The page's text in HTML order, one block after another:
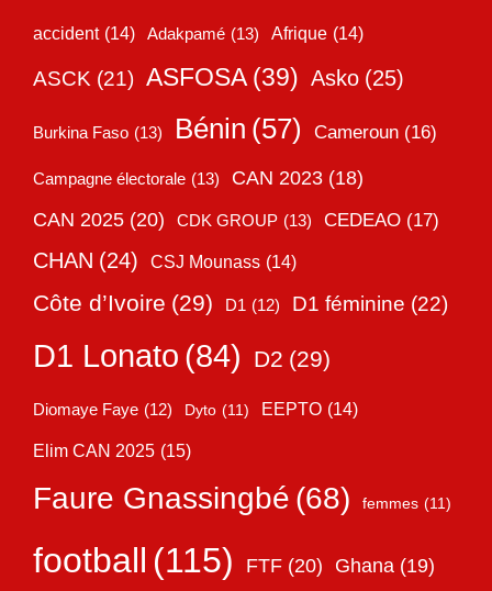
accident (14) Adakpamé (13) Afrique (14)
ASCK (21) ASFOSA (39) Asko (25)
Burkina Faso (13) Bénin (57) Cameroun (16)
Campagne électorale (13) CAN 2023 (18)
CAN 2025 (20) CDK GROUP (13) CEDEAO (17)
CHAN (24) CSJ Mounass (14)
Côte d’Ivoire (29) D1 (12) D1 féminine (22)
D1 Lonato (84) D2 (29)
Diomaye Faye (12) Dyto (11) EEPTO (14)
Elim CAN 2025 (15)
Faure Gnassingbé (68) femmes (11)
football (115) FTF (20) Ghana (19)